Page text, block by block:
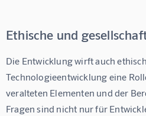
Ethische und
Die Entwicklung wirft auch
Technologieentwicklung eine
veralteten Elementen und der
Fragen sind nicht nur für